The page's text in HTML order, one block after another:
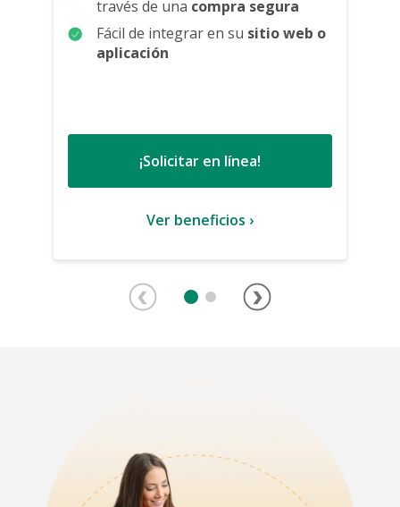
través de una compra segura
Fácil de integrar en su sitio web o
aplicación
¡Solicitar en línea!
Ver beneficios ›